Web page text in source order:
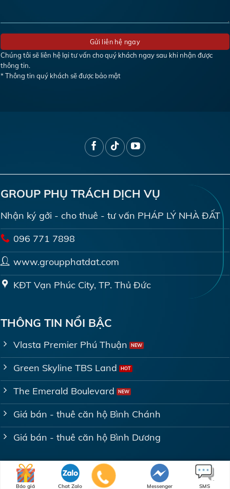
Chúng tôi sẽ liên hệ lại tư vấn cho quý khách ngay sau khi nhận được
thông tin.
* Thông tin quý khách sẽ được bảo mật
GROUP PHỤ TRÁCH DỊCH VỤ
Nhận ký gởi - cho thuê - tư vấn PHÁP LÝ NHÀ ĐẤT
096 771 7898
www.groupphatdat.com
KĐT Vạn Phúc City, TP. Thủ Đức
THÔNG TIN NỔI BẬC
Vlasta Premier Phú Thuận
Green Skyline TBS Land
The Emerald Boulevard
Giá bán - thuê căn hộ Bình Chánh
Giá bán - thuê căn hộ Bình Dương
Copyright 2023 © Cẩm Nang Nhà Đất | By Pha Lê Solution
Báo giá Chat Zalo Messenger SMS